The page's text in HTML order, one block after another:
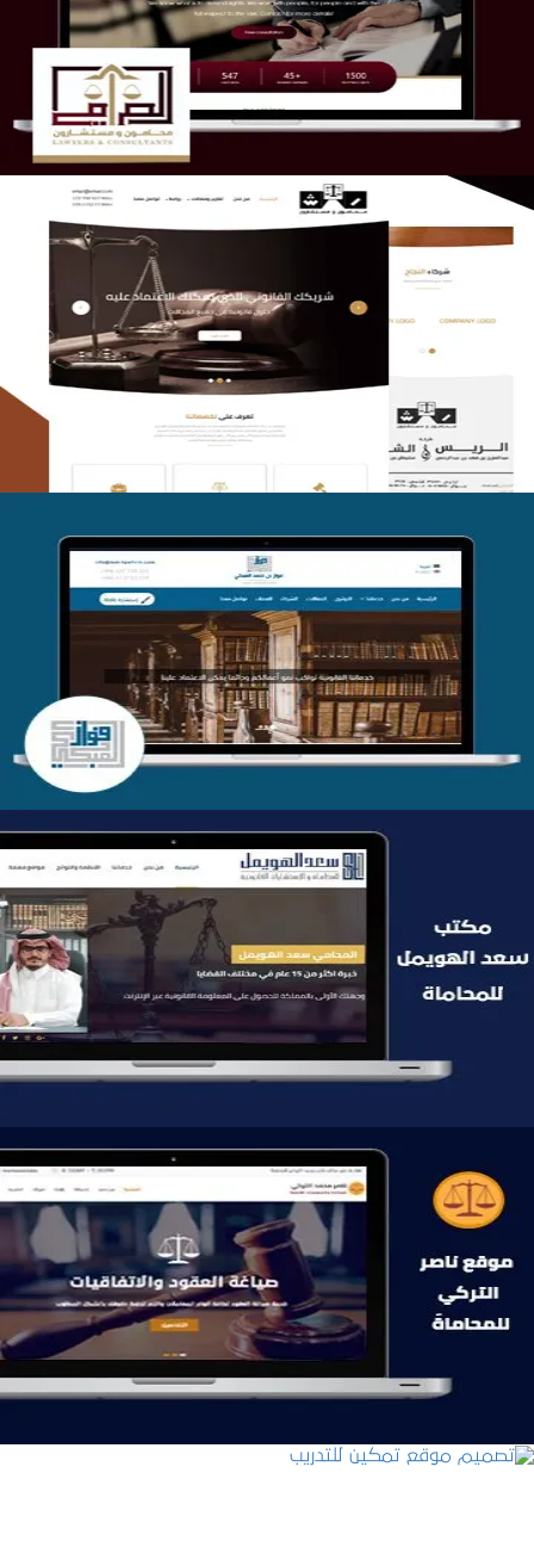
التفاصيل
الريس والشعلان للمحاماة
التفاصيل
موقع فواز المبكي للمحاماة
التفاصيل
موقع سعد الهويمل للمحاماة
التفاصيل
موقع ناصر التركي للمحاماة
التفاصيل